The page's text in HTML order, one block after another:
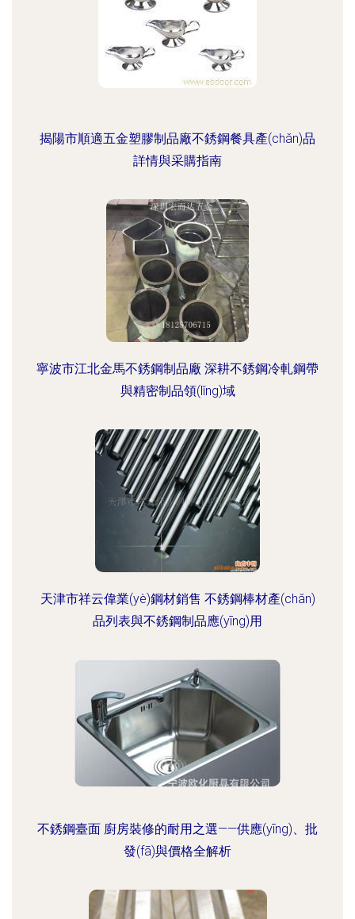
揭陽市順適五金塑膠制品廠不銹鋼餐具產(chǎn)品
詳情與采購指南
寧波市江北金馬不銹鋼制品廠 深耕不銹鋼冷軋鋼帶
與精密制品領(lǐng)域
天津市祥云偉業(yè)鋼材銷售 不銹鋼棒材產(chǎn)
品列表與不銹鋼制品應(yīng)用
不銹鋼臺面 廚房裝修的耐用之選——供應(yīng)、批
發(fā)與價格全解析